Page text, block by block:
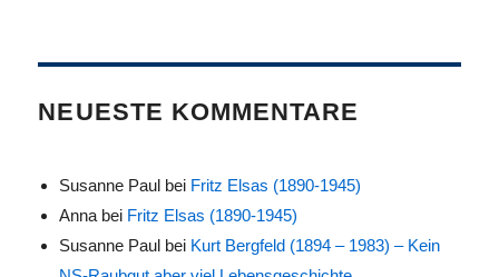
NEUESTE KOMMENTARE
Susanne Paul bei Fritz Elsas (1890-1945)
Anna bei Fritz Elsas (1890-1945)
Susanne Paul bei Kurt Bergfeld (1894 – 1983) – Kein